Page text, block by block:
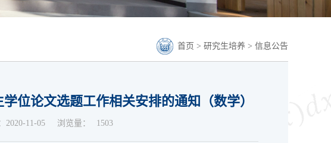
首页 > 研究生培养 > 信息公告
位论文选题工作相关安排的通知（数学）
2020-11-05 浏览量： 1503